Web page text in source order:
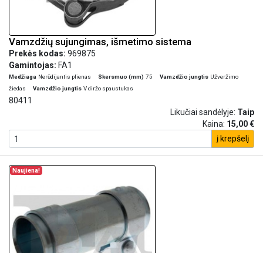
Vamzdžių sujungimas, išmetimo sistema
Prekės kodas: 969875
Gamintojas: FA1
Medžiaga Nerūdijantis plienas Skersmuo (mm) 75 Vamzdžio jungtis Užveržimo
žiedas
Vamzdžio jungtis V diržo spaustukas
80411
Likučiai sandėlyje: Taip
Kaina: 15,00 €
į krepšelį
Naujiena!